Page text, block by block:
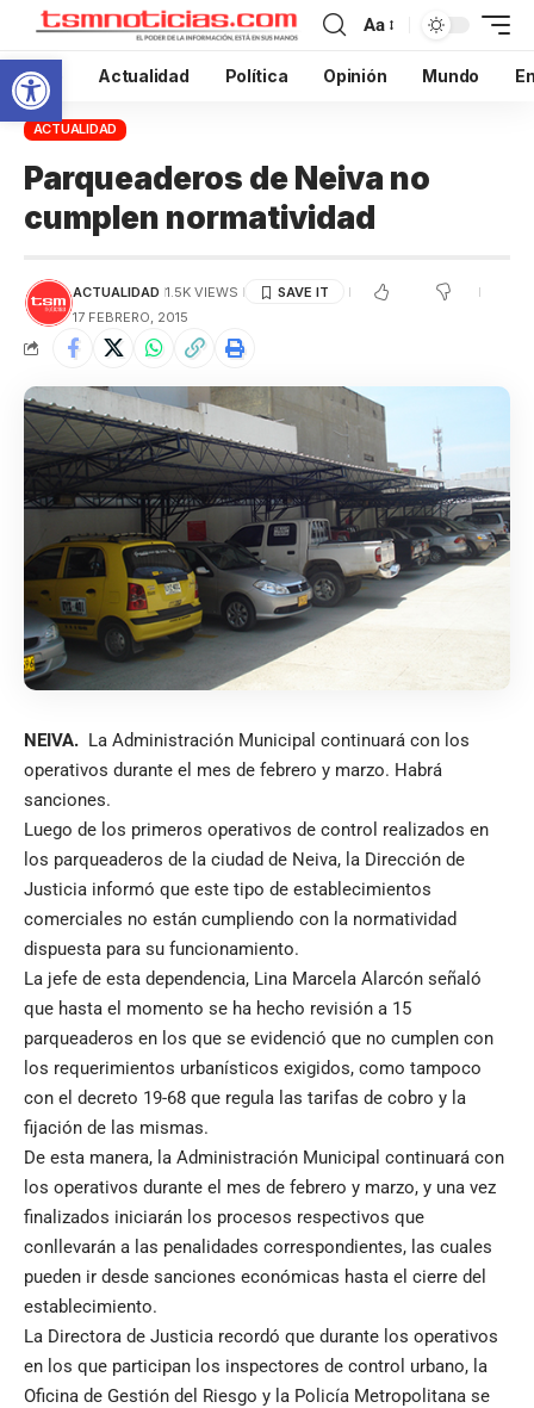
Abrir barra de herramientas
Aa
Inicio Actualidad Política Opinión Mundo
ACTUALIDAD
Parqueaderos de Neiva no
cumplen normatividad
ACTUALIDAD 1.5K VIEWS
17 FEBRERO, 2015
NEIVA. La Administración Municipal continuará con los
operativos durante el mes de febrero y marzo. Habrá
sanciones.
Luego de los primeros operativos de control realizados en
los parqueaderos de la ciudad de Neiva, la Dirección de
Justicia informó que este tipo de establecimientos
comerciales no están cumpliendo con la normatividad
dispuesta para su funcionamiento.
La jefe de esta dependencia, Lina Marcela Alarcón señaló
que hasta el momento se ha hecho revisión a 15
parqueaderos en los que se evidenció que no cumplen con
los requerimientos urbanísticos exigidos, como tampoco
con el decreto 19-68 que regula las tarifas de cobro y la
fijación de las mismas.
De esta manera, la Administración Municipal continuará con
los operativos durante el mes de febrero y marzo, y una vez
finalizados iniciarán los procesos respectivos que
conllevarán a las penalidades correspondientes, las cuales
pueden ir desde sanciones económicas hasta el cierre del
establecimiento.
La Directora de Justicia recordó que durante los operativos
en los que participan los inspectores de control urbano, la
Oficina de Gestión del Riesgo y la Policía Metropolitana se